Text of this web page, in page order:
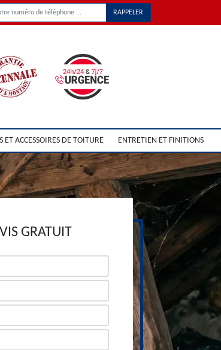
ET ACCESSOIRES DE TOITURE ENTRETIEN ET FINITIONS
GRATUIT